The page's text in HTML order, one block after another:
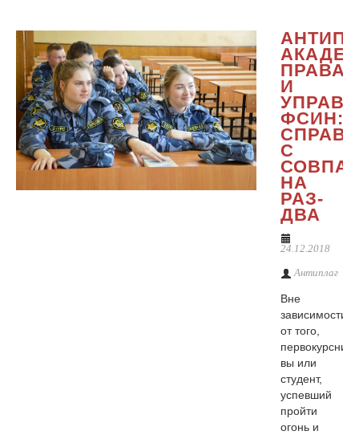
ПРАВА
И
ФСИН:
С
НА
РАЗ-
ДВА
24.12.2018
Антиплаг
Вне
зависимости
от того,
первокурсник
вы или
студент,
успевший
пройти
огонь и